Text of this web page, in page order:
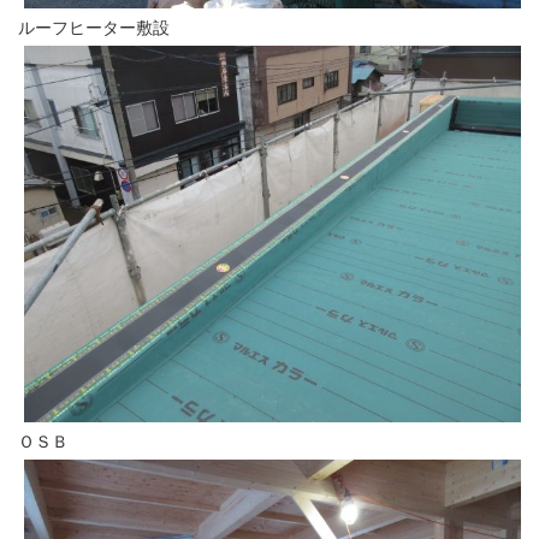
ルーフヒーター敷設
ＯＳＢ